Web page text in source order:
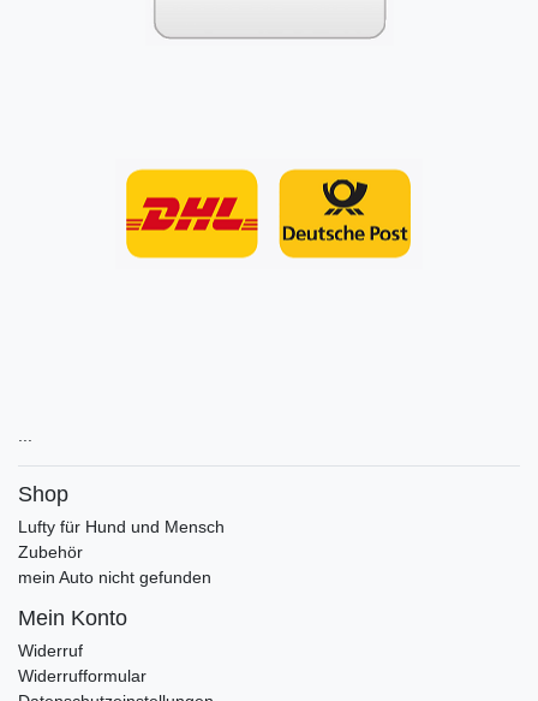
Shop
Lufty für Hund und Mensch
Zubehör
mein Auto nicht gefunden
Mein Konto
Widerruf
Widerrufformular